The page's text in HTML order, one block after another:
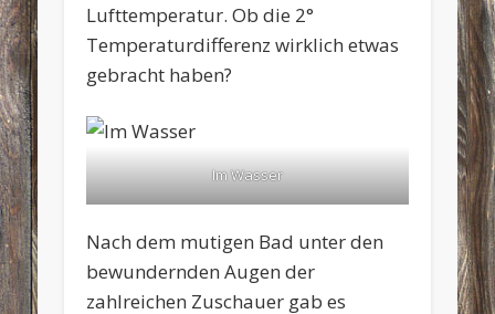
Lufttemperatur. Ob die 2°
Temperaturdifferenz wirklich etwas
gebracht haben?
Im Wasser
Nach dem mutigen Bad unter den
bewundernden Augen der
zahlreichen Zuschauer gab es